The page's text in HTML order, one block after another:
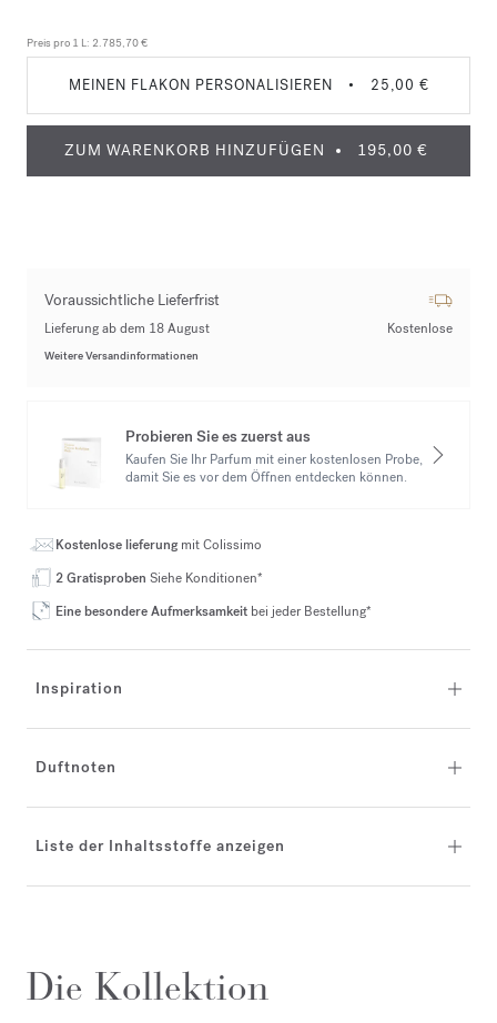
Preis pro 1 L: 2.785,70 €
MEINEN FLAKON PERSONALISIEREN • 25,00 €
ZUM WARENKORB HINZUFÜGEN 195,00 €
Voraussichtliche Lieferfrist
Lieferung ab dem 18 August Kostenlose
Weitere Versandinformationen
Probieren Sie es zuerst aus
Kaufen Sie Ihr Parfum mit einer kostenlosen Probe,
damit Sie es vor dem Öffnen entdecken können.
Kostenlose lieferungmit Colissimo
2 Gratisproben Siehe Konditionen*
Eine besondere Aufmerksamkeit bei jeder Bestellung*
Inspiration
Duftnoten
Liste der Inhaltsstoffe anzeigen
Die Kollektion